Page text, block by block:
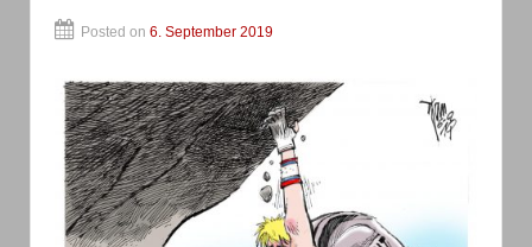
Posted on 6. September 2019